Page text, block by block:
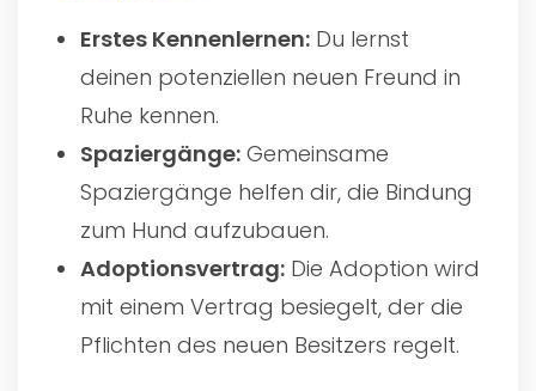
Erstes Kennenlernen: Du lernst
deinen potenziellen neuen Freund in
Ruhe kennen.
Spaziergänge: Gemeinsame
Spaziergänge helfen dir, die Bindung
zum Hund aufzubauen.
Adoptionsvertrag: Die Adoption wird
mit einem Vertrag besiegelt, der die
Pflichten des neuen Besitzers regelt.